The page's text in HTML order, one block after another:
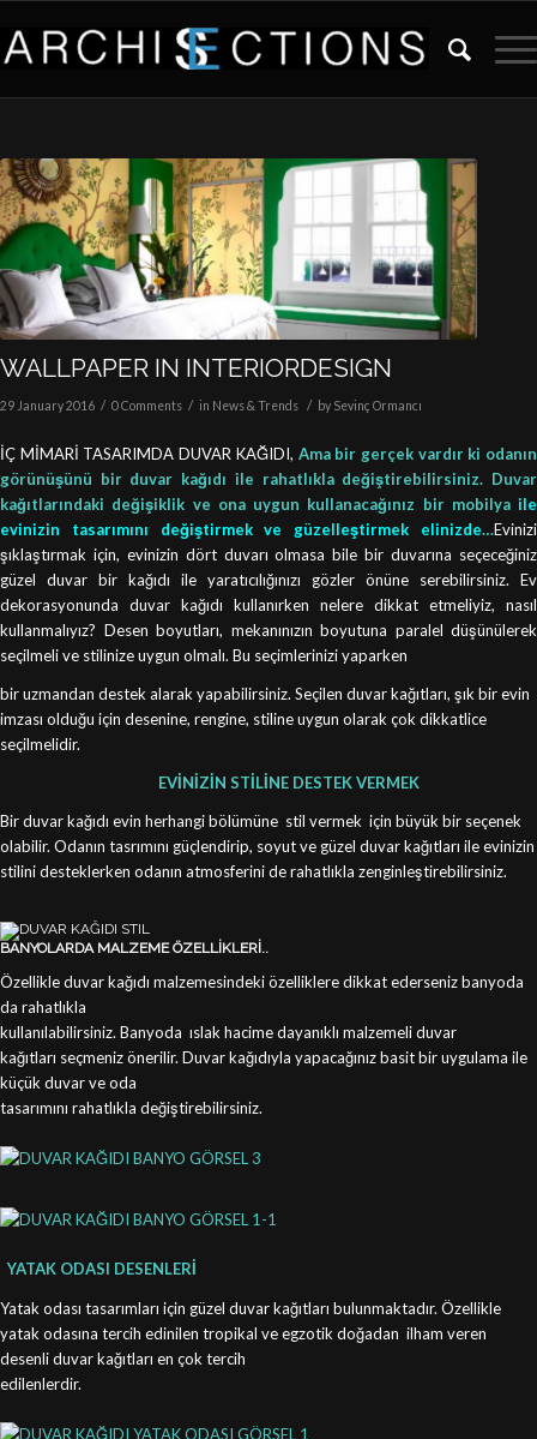
WALLPAPER IN INTERIORDESIGN
29 January 2016 / 0 Comments / in News & Trends / by Sevinç Ormancı
İÇ MİMARİ TASARIMDA DUVAR KAĞIDI, Ama bir gerçek vardır ki odanın
görünüşünü bir duvar kağıdı ile rahatlıkla değiştirebilirsiniz. Duvar
kağıtlarındaki değişiklik ve ona uygun kullanacağınız bir mobilya ile
evinizin tasarımını değiştirmek ve güzelleştirmek elinizde…Evinizi
şıklaştırmak için, evinizin dört duvarı olmasa bile bir duvarına seçeceğiniz
güzel duvar bir kağıdı ile yaratıcılığınızı gözler önüne serebilirsiniz. Ev
dekorasyonunda duvar kağıdı kullanırken nelere dikkat etmeliyiz, nasıl
kullanmalıyız? Desen boyutları, mekanınızın boyutuna paralel düşünülerek
seçilmeli ve stilinize uygun olmalı. Bu seçimlerinizi yaparken
bir uzmandan destek alarak yapabilirsiniz. Seçilen duvar kağıtları, şık bir evin
imzası olduğu için desenine, rengine, stiline uygun olarak çok dikkatlice
seçilmelidir.
EVİNİZİN STİLİNE DESTEK VERMEK
Bir duvar kağıdı evin herhangi bölümüne stil vermek için büyük bir seçenek
olabilir. Odanın tasrımını güçlendirip, soyut ve güzel duvar kağıtları ile evinizin
stilini desteklerken odanın atmosferini de rahatlıkla zenginleştirebilirsiniz.
BANYOLARDA MALZEME ÖZELLİKLERİ..
Özellikle duvar kağıdı malzemesindeki özelliklere dikkat ederseniz banyoda
da rahatlıkla
kullanılabilirsiniz. Banyoda ıslak hacime dayanıklı malzemeli duvar
kağıtları seçmeniz önerilir. Duvar kağıdıyla yapacağınız basit bir uygulama ile
küçük duvar ve oda
tasarımını rahatlıkla değiştirebilirsiniz.
YATAK ODASI DESENLERİ
Yatak odası tasarımları için güzel duvar kağıtları bulunmaktadır. Özellikle
yatak odasına tercih edinilen tropikal ve egzotik doğadan ilham veren
desenli duvar kağıtları en çok tercih
edilenlerdir.